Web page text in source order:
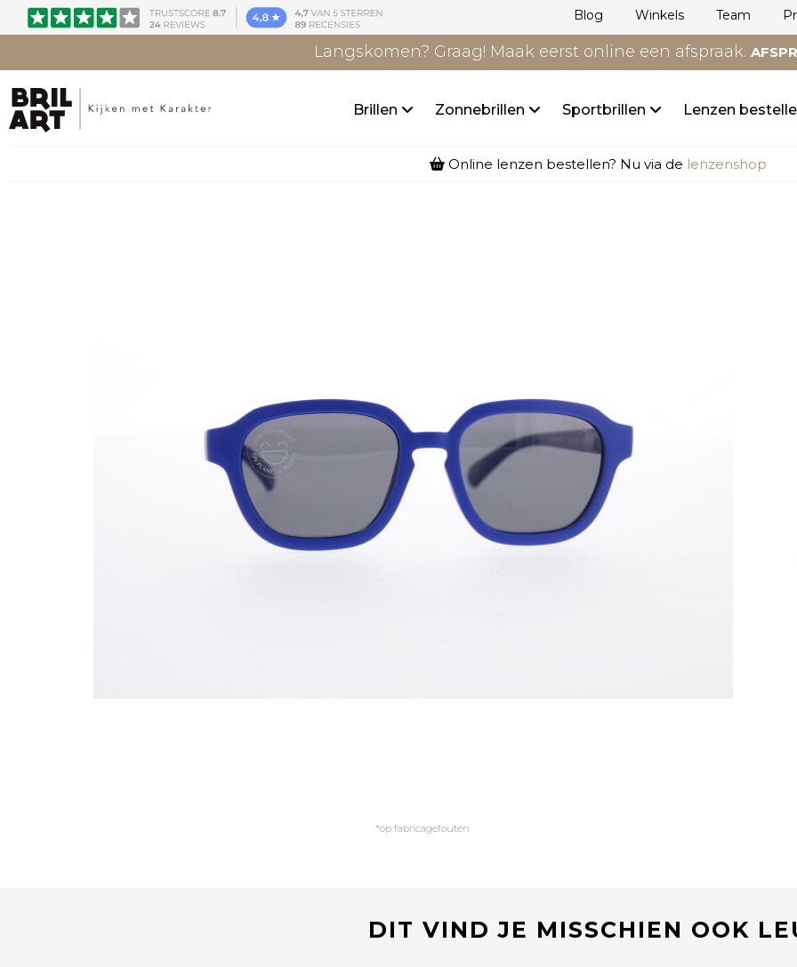
Blog Winkels Team
Langskomen? Graag! Maak eerst online een afspraak.
Brillen Zonnebrillen Sportbrillen Lenzen
Online lenzen bestellen? Nu via de lenzenshop
*op fabricagefouten
DIT VIND JE MISSCHIEN OOK